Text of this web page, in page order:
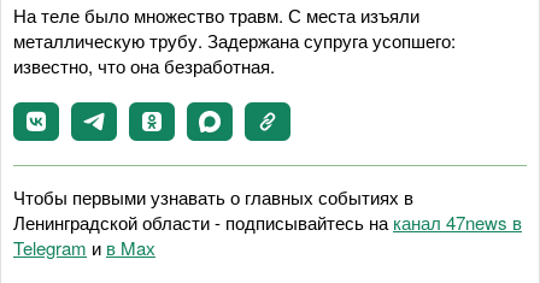
На теле было множество травм. С места изъяли
металлическую трубу. Задержана супруга усопшего:
известно, что она безработная.
Чтобы первыми узнавать о главных событиях в
Ленинградской области - подписывайтесь на канал 47news в
Telegram и в Maх